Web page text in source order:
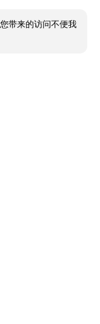
带来的访问不便我